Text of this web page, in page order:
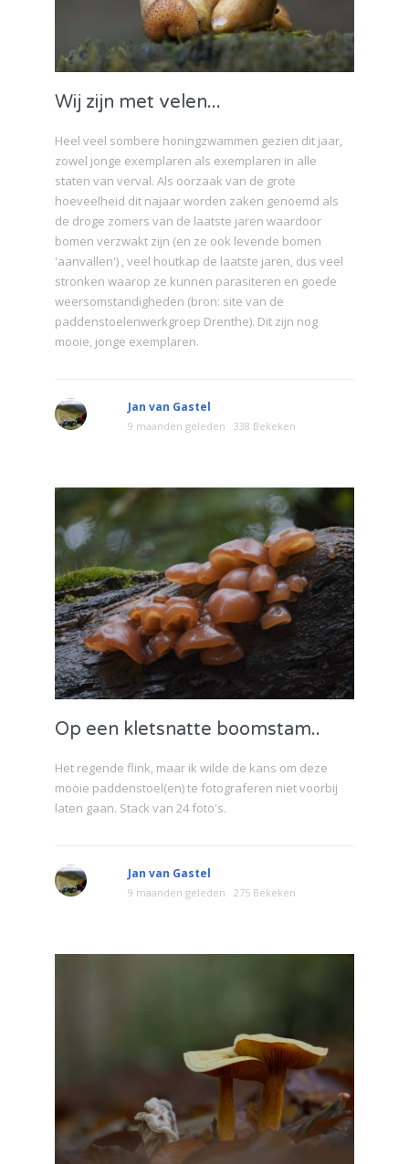
Wij zijn met velen...
Heel veel sombere honingzwammen gezien dit jaar,
zowel jonge exemplaren als exemplaren in alle
staten van verval. Als oorzaak van de grote
hoeveelheid dit najaar worden zaken genoemd als
de droge zomers van de laatste jaren waardoor
bomen verzwakt zijn (en ze ook levende bomen
'aanvallen') , veel houtkap de laatste jaren, dus veel
stronken waarop ze kunnen parasiteren en goede
weersomstandigheden (bron: site van de
paddenstoelenwerkgroep Drenthe). Dit zijn nog
mooie, jonge exemplaren.
Jan van Gastel
9 maanden geleden 338 Bekeken
Op een kletsnatte boomstam..
Het regende flink, maar ik wilde de kans om deze
mooie paddenstoel(en) te fotograferen niet voorbij
laten gaan. Stack van 24 foto's.
Jan van Gastel
9 maanden geleden 275 Bekeken